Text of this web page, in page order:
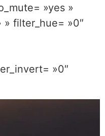
»yes »
filter_hue= »0″
»0″